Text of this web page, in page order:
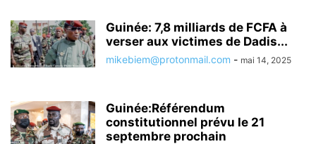
Guinée: 7,8 milliards de FCFA à
verser aux victimes de Dadis...
mikebiem@protonmail.com - mai 14, 2025
Guinée:Référendum
constitutionnel prévu le 21
septembre prochain